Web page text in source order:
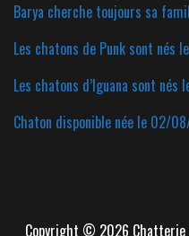
Barya cherche toujours sa
Les chatons de Punk sont nés
Les chatons d’Iguana sont nés
Chaton disponible née le 02/
Copyright © 2026 Chatterie